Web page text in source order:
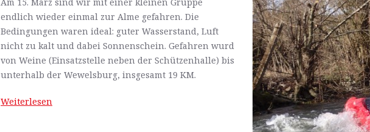
endlich wieder einmal zur Alme gefahren. Die
Bedingungen waren ideal: guter Wasserstand, Luft
nicht zu kalt und dabei Sonnenschein. Gefahren wurd
von Weine (Einsatzstelle neben der Schützenhalle) bis
unterhalb der Wewelsburg, insgesamt 19 KM.
Weiterlesen